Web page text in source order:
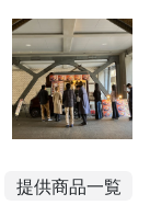
提供商品一覧